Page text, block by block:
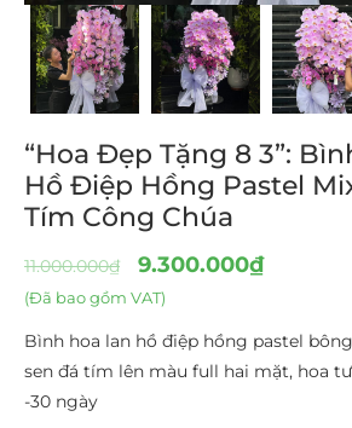
“Hoa Đẹp Tặng 8 3”:
Hồ Điệp Hồng Pastel
Tím Công Chúa
11.000.000₫ 9.300.000₫
(Đã bao gồm VAT)
Bình hoa lan hồ điệp hồng pastel
sen đá tím lên màu full hai mặt, hoa
-30 ngày